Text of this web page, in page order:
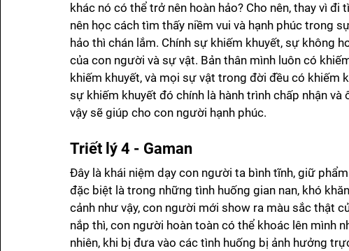
khác nó có thể trở nên hoàn hảo? Cho nên, thay vì
nên học cách tìm thấy niềm vui và hạnh phúc trong
hảo thì chán lắm. Chính sự khiếm khuyết, sự không
của con người và sự vật. Bản thân mình luôn có
khiếm khuyết, và mọi sự vật trong đời đều có khiếm
sự khiếm khuyết đó chính là hành trình chấp nhận
vậy sẽ giúp cho con người hạnh phúc.
Triết lý 4 - Gaman
Đây là khái niệm dạy con người ta bình tĩnh, giữ
đặc biệt là trong những tình huống gian nan, khó
cảnh như vậy, con người mới show ra màu sắc thật
nắp thì, con người hoàn toàn có thể khoác lên mình
nhiên, khi bị đưa vào các tình huống bị ảnh hưởng